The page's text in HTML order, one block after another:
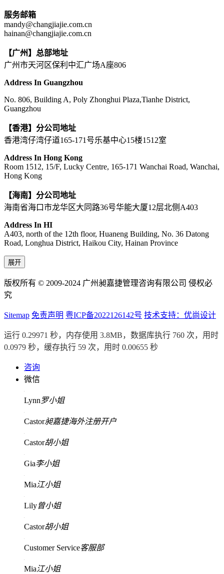
服务邮箱
mandy@changjiajie.com.cn
hainan@changjiajie.com.cn
【广州】总部地址
广州市天河区保利中汇广场A座806
Address In Guangzhou
No. 806, Building A, Poly Zhonghui Plaza,Tianhe District,
Guangzhou
【香港】分公司地址
香港湾仔湾仔道165-171号乐基中心15楼1512室
Address In Hong Kong
Room 1512, 15/F, Lucky Centre, 165-171 Wanchai Road, Wanchai,
Hong Kong
【海南】分公司地址
海南省海口市龙华区大同路36号华能大厦12层北侧A403
Address In HI
A403, north of the 12th floor, Huaneng Building, No. 36 Datong
Road, Longhua District, Haikou City, Hainan Province
展开
版权所有 © 2009-2024 广州昶嘉捷管理咨询有限公司 侵权必
究
Sitemap 免责声明 粤ICP备2022126142号 技术支持：优尚设计
运行 0.29971 秒，内存使用 3.8MB，数据库执行 760 次，用时
0.0979 秒，缓存执行 59 次，用时 0.00655 秒
咨询
微信
Lynn罗小姐
Castor昶嘉捷海外注册开户
Castor胡小姐
Gia李小姐
Mia江小姐
Lily曾小姐
Castor胡小姐
Customer Service客服部
Mia江小姐